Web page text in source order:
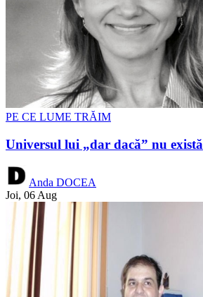
PE CE LUME TRĂIM
Universul lui „dar dacă” nu există
Anda DOCEA
Joi, 06 Aug